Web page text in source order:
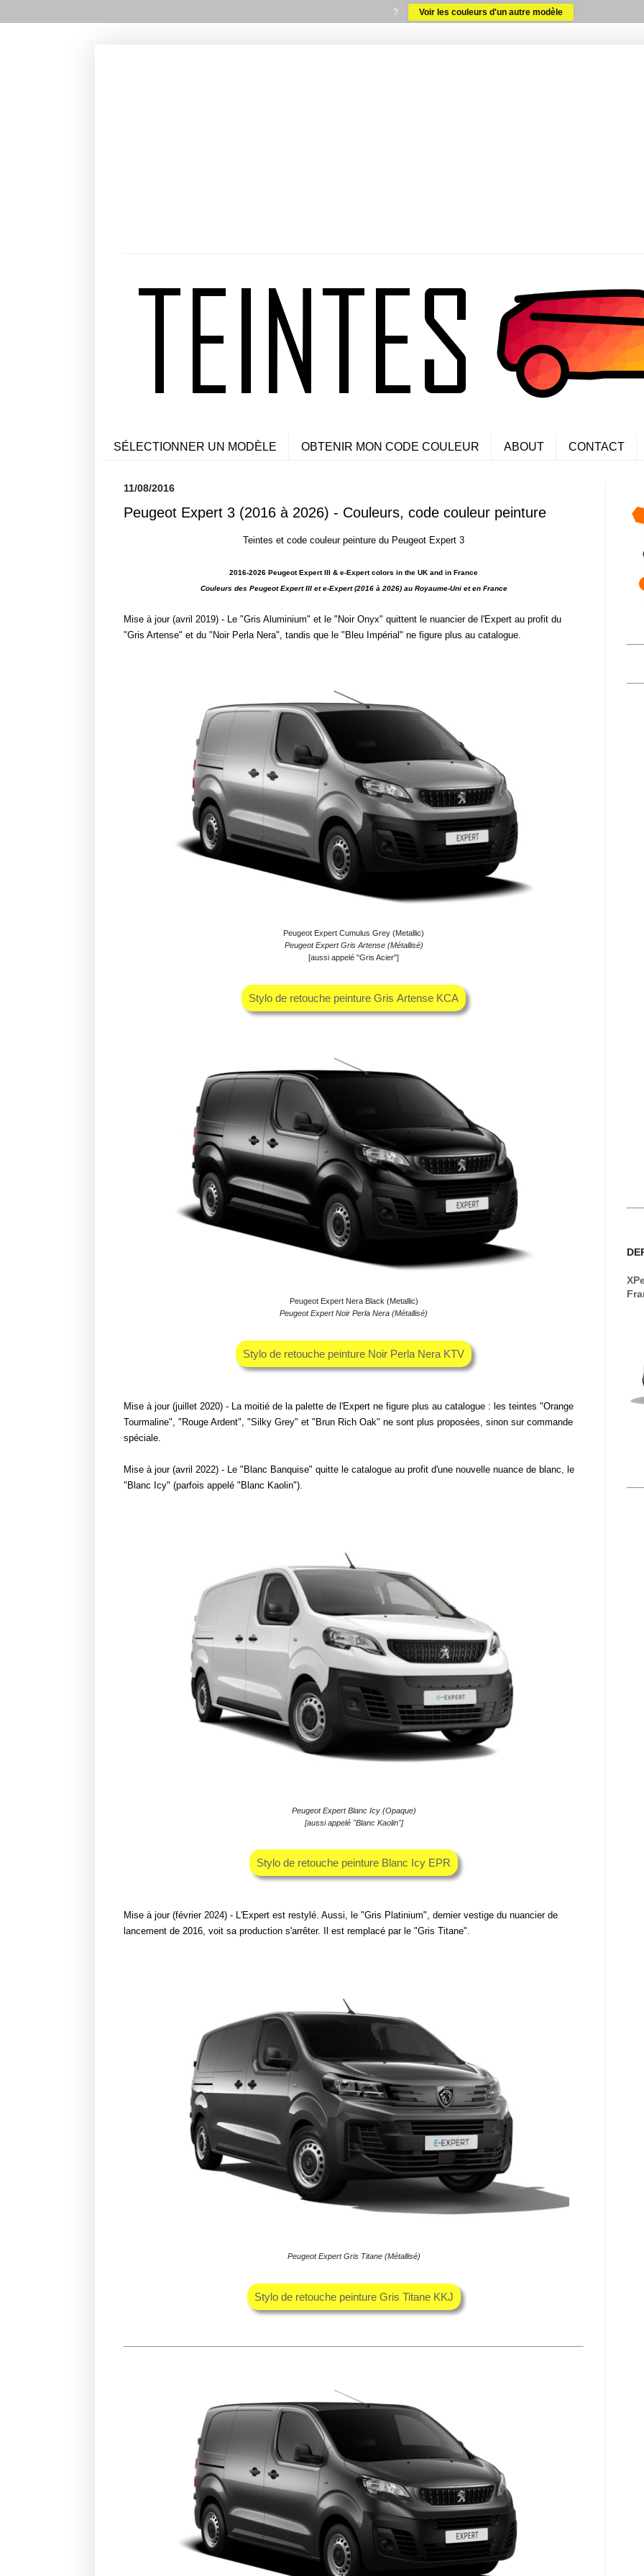
SÉLECTIONNER UN MODÈLE OBTENIR MON CODE COULEUR ABOUT CONTACT
11/08/2016
Peugeot Expert 3 (2016 à 2026) - Couleurs, code couleur peinture
Teintes et code couleur peinture du Peugeot Expert 3
2016-2026 Peugeot Expert III & e-Expert colors in the UK and in France
Couleurs des Peugeot Expert III et e-Expert (2016 à 2026) au Royaume-Uni et en France
Mise à jour (avril 2019) - Le "Gris Aluminium" et le "Noir Onyx" quittent le nuancier de l'Expert au profit du
"Gris Artense" et du "Noir Perla Nera", tandis que le "Bleu Impérial" ne figure plus au catalogue.
Peugeot Expert Cumulus Grey (Metallic)
Peugeot Expert Gris Artense (Métallisé)
[aussi appelé "Gris Acier"]
Stylo de retouche peinture Gris Artense KCA
Peugeot Expert Nera Black (Metallic)
Peugeot Expert Noir Perla Nera (Métallisé)
Stylo de retouche peinture Noir Perla Nera KTV
Mise à jour (juillet 2020) - La moitié de la palette de l'Expert ne figure plus au catalogue : les teintes "Orange
Tourmaline", "Rouge Ardent", "Silky Grey" et "Brun Rich Oak" ne sont plus proposées, sinon sur commande
spéciale.
Mise à jour (avril 2022) - Le "Blanc Banquise" quitte le catalogue au profit d'une nouvelle nuance de blanc, le
"Blanc Icy" (parfois appelé "Blanc Kaolin").
Peugeot Expert Blanc Icy (Opaque)
[aussi appelé "Blanc Kaolin"]
Stylo de retouche peinture Blanc Icy EPR
Mise à jour (février 2024) - L'Expert est restylé. Aussi, le "Gris Platinium", dernier vestige du nuancier de
lancement de 2016, voit sa production s'arrêter. Il est remplacé par le "Gris Titane".
Peugeot Expert Gris Titane (Métallisé)
Stylo de retouche peinture Gris Titane KKJ
? Voir les couleurs d'un autre modèle